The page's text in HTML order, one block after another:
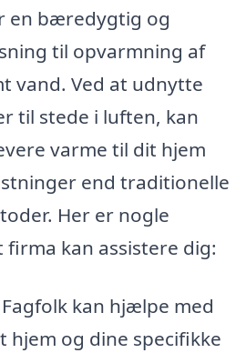
en bæredygtig og
til opvarmning af
vand. Ved at udnytte
til stede i luften, kan
varme til dit hjem
end traditionelle
Her er nogle
kan assistere dig:
Fagfolk kan hjælpe med
hjem og dine specifikke